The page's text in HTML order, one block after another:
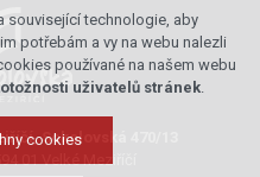
Sokolovská 470/13
související technologie, aby
potřebám a vy na webu nalezli
používané na našem webu
uživatelů stránek.
cookies